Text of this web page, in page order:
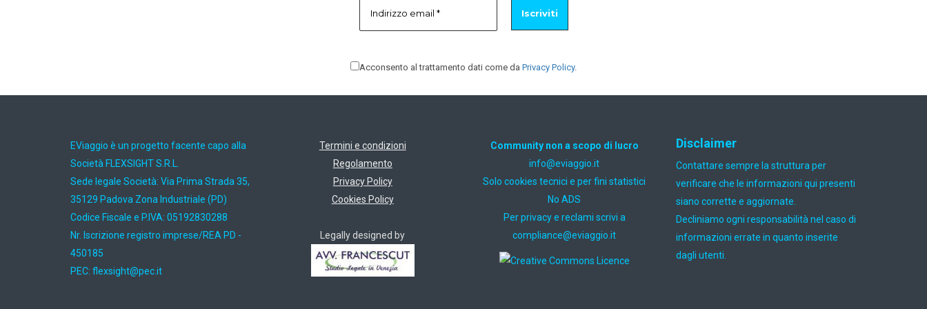
Acconsento al trattamento dati come da Privacy Policy.
EViaggio è un progetto facente capo alla
Società FLEXSIGHT S.R.L.
Sede legale Società: Via Prima Strada 35,
35129 Padova Zona Industriale (PD)
Codice Fiscale e P.IVA: 05192830288
Nr. Iscrizione registro imprese/REA PD -
450185
PEC: ti.cep@thgisxelf
Termini e condizioni
Regolamento
Privacy Policy
Cookies Policy
Legally designed by
Community non a scopo di lucro
ti.oiggaive@ofni
Solo cookies tecnici e per fini statistici
No ADS
Per privacy e reclami scrivi a
ti.oiggaive@ecnailpmoc
Disclaimer
Contattare sempre la struttura per
verificare che le informazioni qui presenti
siano corrette e aggiornate.
Decliniamo ogni responsabilità nel caso di
informazioni errate in quanto inserite
dagli utenti.